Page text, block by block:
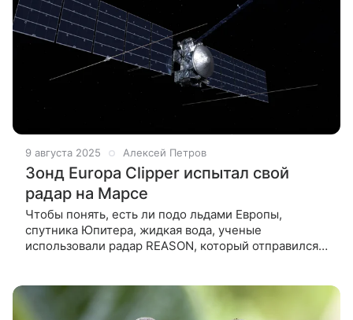
9 августа 2025 Алексей Петров
Зонд Europa Clipper испытал свой
радар на Марсе
Чтобы понять, есть ли подо льдами Европы,
спутника Юпитера, жидкая вода, ученые
использовали радар REASON, который отправился